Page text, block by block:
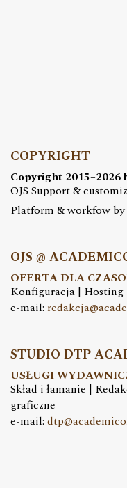
COPYRIGHT
Copyright 2015–2026
OJS Support &
Platform & workfow by
OJS @
OFERTA DLA
Konfiguracja | Hosting
e-mail:
STUDIO DTP
USŁUGI
Skład i łamanie |
graficzne
e-mail: